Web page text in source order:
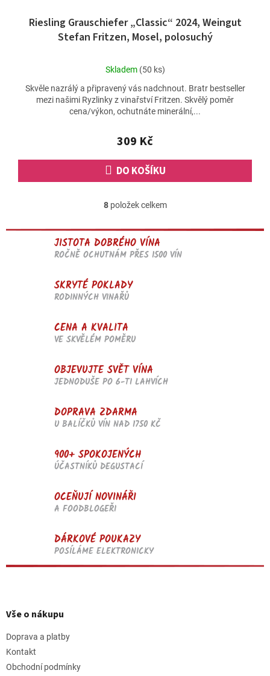
Riesling Grauschiefer „Classic“ 2024, Weingut
Stefan Fritzen, Mosel, polosuchý
Průměrné
produktu
je
4,9
5
hvězdiček.
Skladem (50 ks)
309 Kč
DO KOŠÍKU
Skvěle nazrálý a připravený vás nadchnout. Bratr bestseller
mezi našimi Ryzlinky z vinařství Fritzen. Skvělý poměr
cena/výkon, ochutnáte minerální,...
O
l
á
d
k
ý
p
s
u
8položek celkem
JISTOTA DOBRÉHO VÍNA
ROČNĚ OCHUTNÁM PŘES 1500 VÍN
SKRYTÉ POKLADY
RODINNÝCH VINAŘŮ
CENA A KVALITA
VE SKVĚLÉM POMĚRU
OBJEVUJTE SVĚT VÍNA
JEDNODUŠE PO 6-TI LAHVÍCH
DOPRAVA ZDARMA
U BALÍČKŮ VÍN NAD 1750 KČ
900+ SPOKOJENÝCH
ÚČASTNÍKŮ DEGUSTACÍ
OCEŇUJÍ NOVINÁŘI
A FOODBLOGEŘI
DÁRKOVÉ POUKAZY
POSÍLÁME ELEKTRONICKY
pVše o nákupu
Doprava a platby
Kontakt
Obchodní podmínky